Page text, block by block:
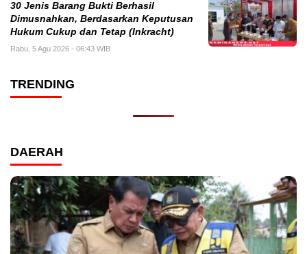
30 Jenis Barang Bukti Berhasil
Dimusnahkan, Berdasarkan Keputusan
Hukum Cukup dan Tetap (Inkracht)
Rabu, 5 Agu 2026 - 06:43 WIB
TRENDING
DAERAH